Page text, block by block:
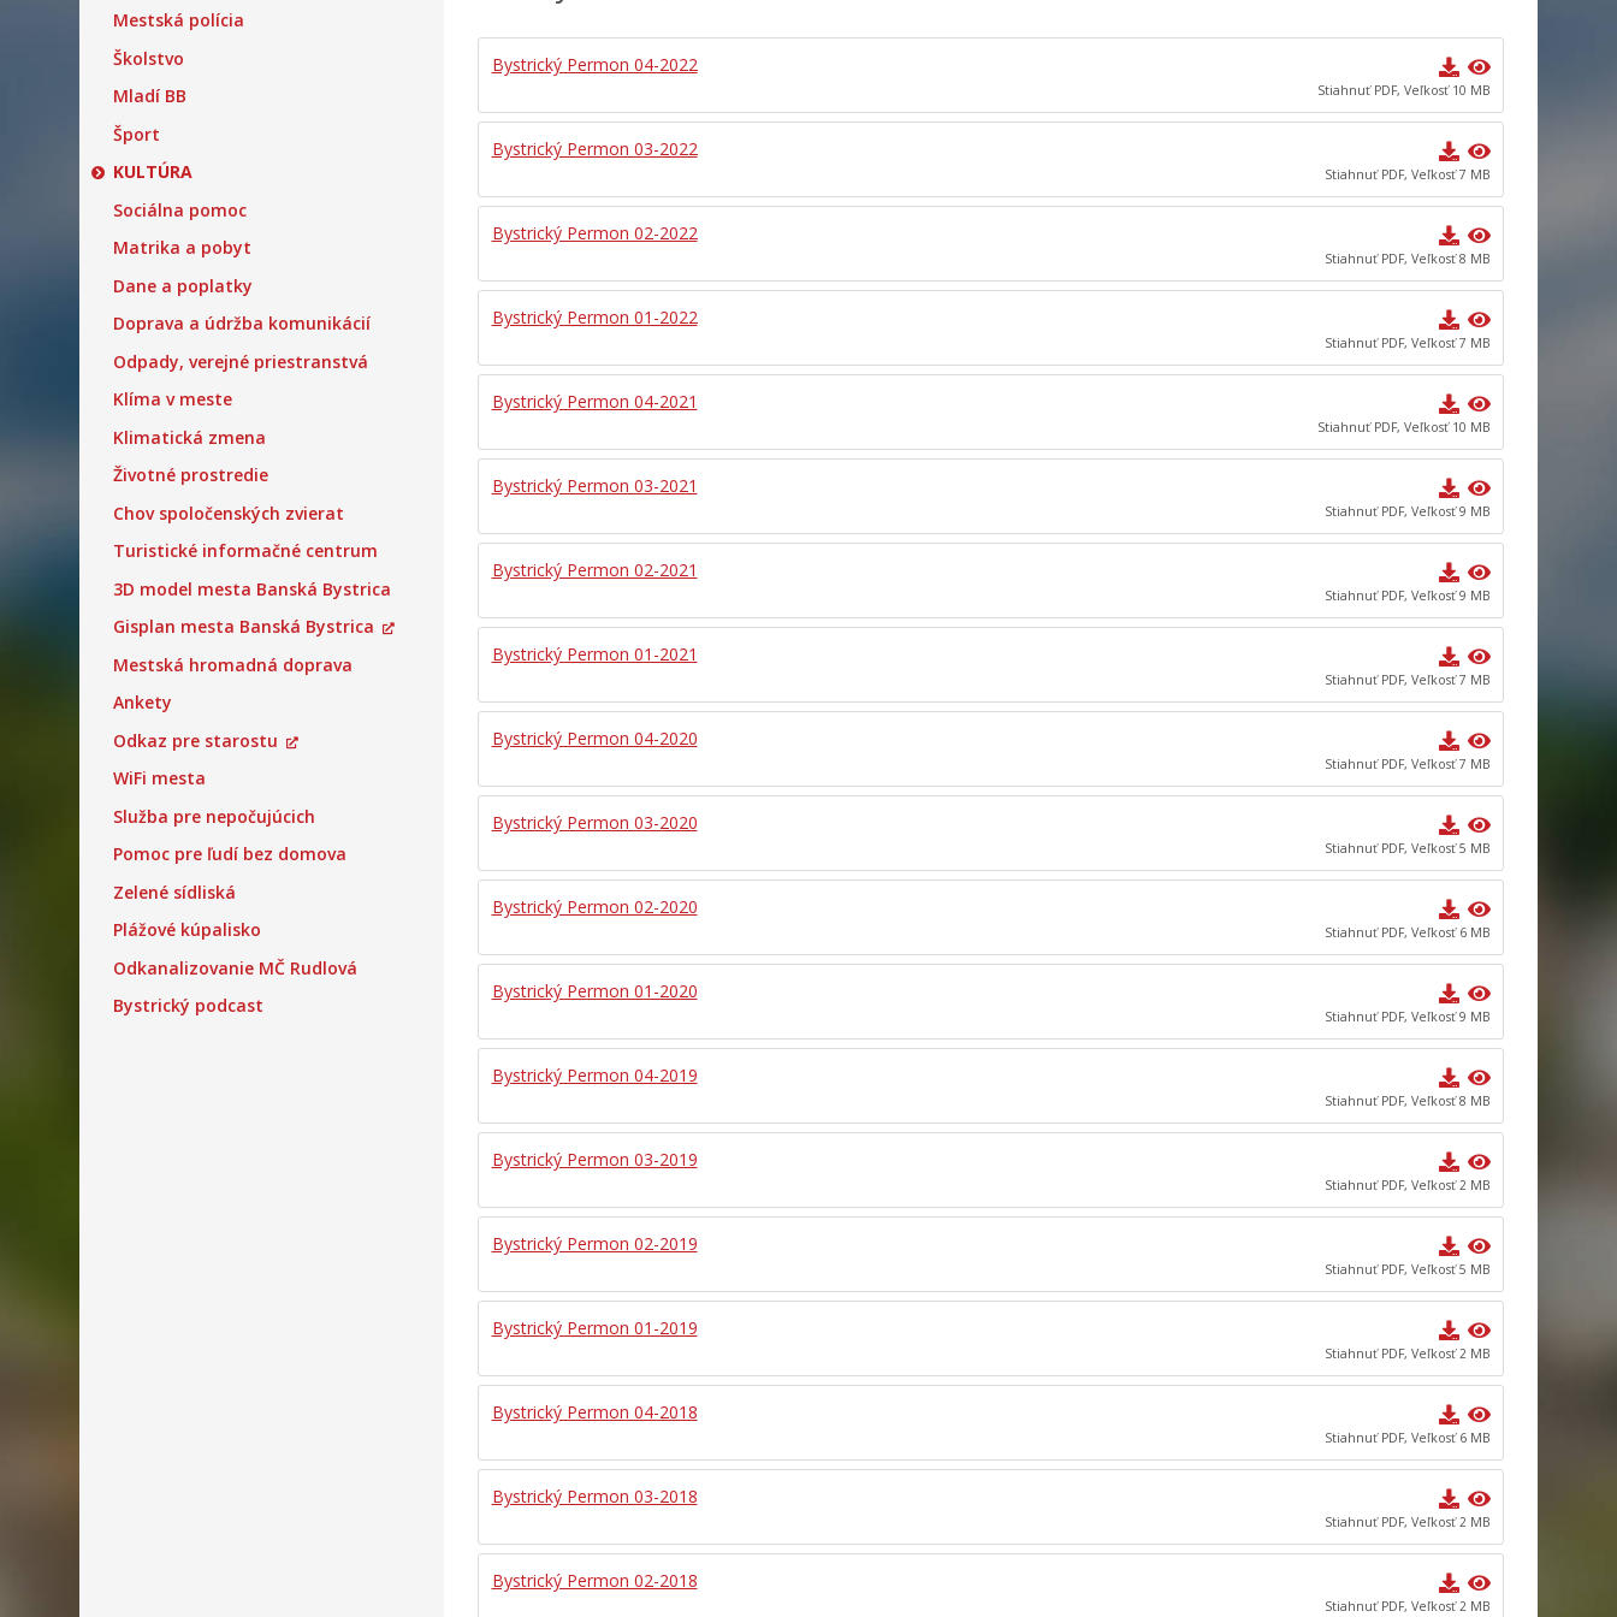
Mestská polícia
Školstvo
Mladí BB
Šport
KULTÚRA
Sociálna pomoc
Matrika a pobyt
Dane a poplatky
Doprava a údržba komunikácií
Odpady, verejné priestranstvá
Klíma v meste
Klimatická zmena
Životné prostredie
Chov spoločenských zvierat
Turistické informačné centrum
3D model mesta Banská Bystrica
Gisplan mesta Banská Bystrica
Mestská hromadná doprava
Ankety
Odkaz pre starostu
WiFi mesta
Služba pre nepočujúcich
Pomoc pre ľudí bez domova
Zelené sídliská
Plážové kúpalisko
Odkanalizovanie MČ Rudlová
Bystrický podcast
Bystrický Permon 04-2022
Stiahnuť PDF, Veľkosť 10 MB
Bystrický Permon 03-2022
Stiahnuť PDF, Veľkosť 7 MB
Bystrický Permon 02-2022
Stiahnuť PDF, Veľkosť 8 MB
Bystrický Permon 01-2022
Stiahnuť PDF, Veľkosť 7 MB
Bystrický Permon 04-2021
Stiahnuť PDF, Veľkosť 10 MB
Bystrický Permon 03-2021
Stiahnuť PDF, Veľkosť 9 MB
Bystrický Permon 02-2021
Stiahnuť PDF, Veľkosť 9 MB
Bystrický Permon 01-2021
Stiahnuť PDF, Veľkosť 7 MB
Bystrický Permon 04-2020
Stiahnuť PDF, Veľkosť 7 MB
Bystrický Permon 03-2020
Stiahnuť PDF, Veľkosť 5 MB
Bystrický Permon 02-2020
Stiahnuť PDF, Veľkosť 6 MB
Bystrický Permon 01-2020
Stiahnuť PDF, Veľkosť 9 MB
Bystrický Permon 04-2019
Stiahnuť PDF, Veľkosť 8 MB
Bystrický Permon 03-2019
Stiahnuť PDF, Veľkosť 2 MB
Bystrický Permon 02-2019
Stiahnuť PDF, Veľkosť 5 MB
Bystrický Permon 01-2019
Stiahnuť PDF, Veľkosť 2 MB
Bystrický Permon 04-2018
Stiahnuť PDF, Veľkosť 6 MB
Bystrický Permon 03-2018
Stiahnuť PDF, Veľkosť 2 MB
Bystrický Permon 02-2018
Stiahnuť PDF, Veľkosť 2 MB